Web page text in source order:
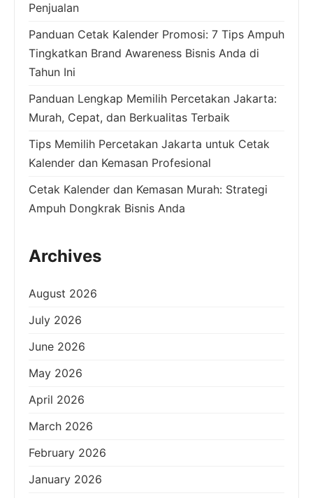
Penjualan
Panduan Cetak Kalender Promosi: 7 Tips Ampuh
Tingkatkan Brand Awareness Bisnis Anda di
Tahun Ini
Panduan Lengkap Memilih Percetakan Jakarta:
Murah, Cepat, dan Berkualitas Terbaik
Tips Memilih Percetakan Jakarta untuk Cetak
Kalender dan Kemasan Profesional
Cetak Kalender dan Kemasan Murah: Strategi
Ampuh Dongkrak Bisnis Anda
Archives
August 2026
July 2026
June 2026
May 2026
April 2026
March 2026
February 2026
January 2026